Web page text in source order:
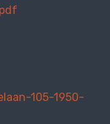
105-1950-